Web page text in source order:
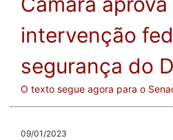
intervenção
segurança do
O texto segue agora para o
09/01/2023